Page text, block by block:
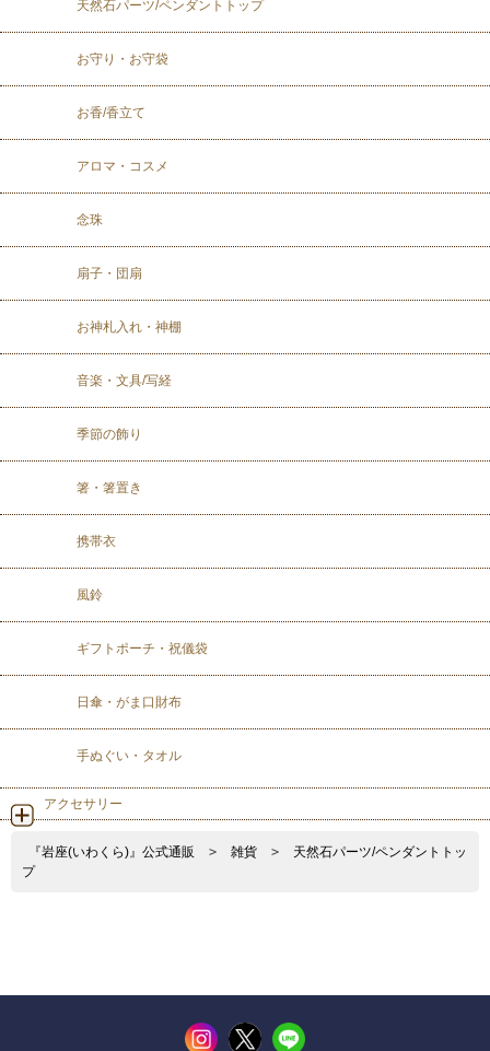
天然石パーツ/ペンダントトップ
お守り・お守袋
お香/香立て
アロマ・コスメ
念珠
扇子・団扇
お神札入れ・神棚
音楽・文具/写経
季節の飾り
箸・箸置き
携帯衣
風鈴
ギフトポーチ・祝儀袋
日傘・がま口財布
手ぬぐい・タオル
アクセサリー
『岩座(いわくら)』公式通販 > 雑貨 >
天然石パーツ/ペンダントトッ
プ